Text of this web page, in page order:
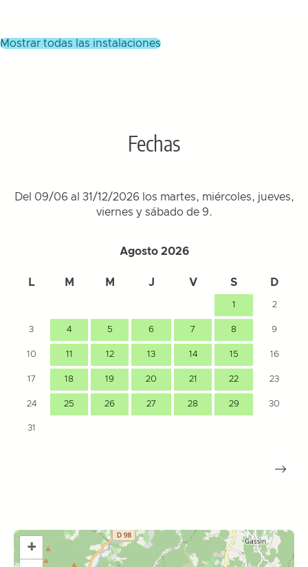
mostrar todas las instalaciones
Fechas
Del 09/06 al 31/12/2026 los martes, miércoles, jueves,
viernes y sábado de 9.
Agosto 2026
L M M J V S D
1 2
3 4 5 6 7 8 9
10 11 12 13 14 15 16
17 18 19 20 21 22 23
24 25 26 27 28 29 30
31
+